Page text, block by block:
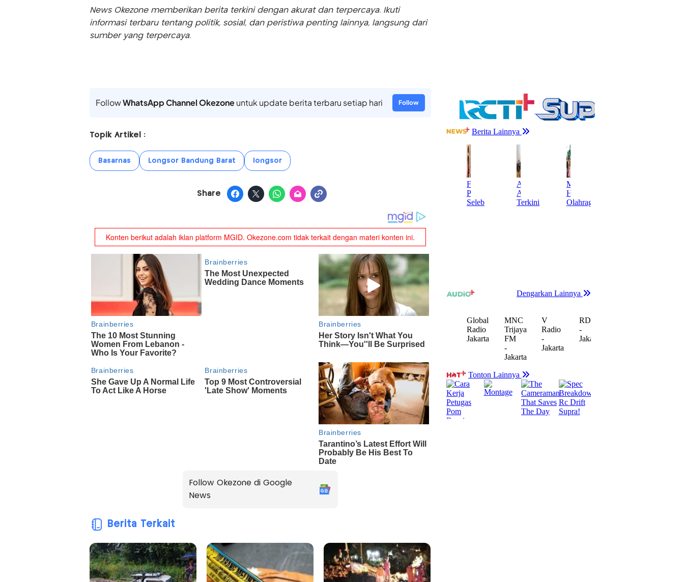
News Okezone memberikan berita terkini dengan akurat dan terpercaya. Ikuti
informasi terbaru tentang politik, sosial, dan peristiwa penting lainnya, langsung dari
sumber yang terpercaya.
FollowWhatsApp Channel Okezoneuntuk update berita terbaru setiap hari Follow
Topik Artikel :
Basarnas Longsor Bandung Barat longsor
Share
Follow Okezone di Google
News
Berita Terkait